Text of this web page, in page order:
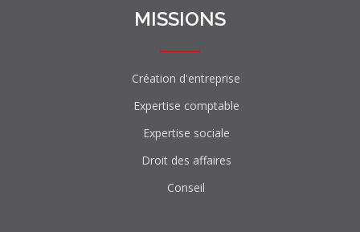
MISSIONS
Création d'entreprise
Expertise comptable
Expertise sociale
Droit des affaires
Conseil